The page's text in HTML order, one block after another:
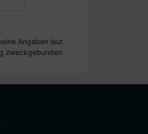
Angaben laut
zweckgebunden